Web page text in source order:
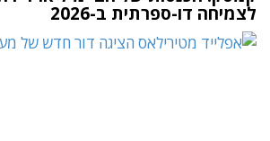
לצמיחה דו-ספרתית ב-2026